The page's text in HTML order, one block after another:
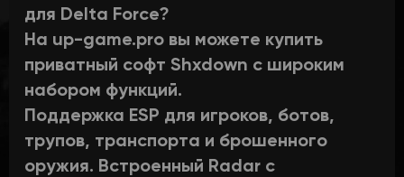
для Delta Force?
На up-game.pro вы можете купить
приватный софт Shxdown с широким
набором функций.
Поддержка ESP для игроков, ботов,
трупов, транспорта и брошенного
оружия. Встроенный Radar с